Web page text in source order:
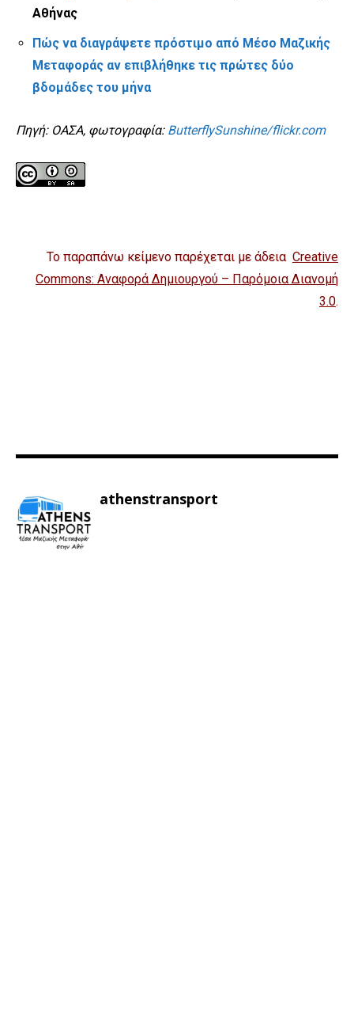
Αθήνας
Πώς να διαγράψετε πρόστιμο από Μέσο Μαζικής
Μεταφοράς αν επιβλήθηκε τις πρώτες δύο
βδομάδες του μήνα
Πηγή: ΟΑΣΑ, φωτογραφία: ButterflySunshine/flickr.com
Το παραπάνω κείμενο παρέχεται με άδεια Creative
Commons: Αναφορά Δημιουργού – Παρόμοια Διανομή
3.0.
athenstransport